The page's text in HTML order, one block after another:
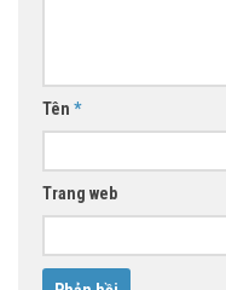
Tên *
Trang web